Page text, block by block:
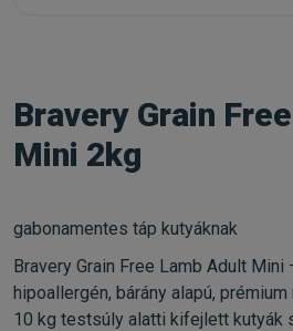
Bravery Grain
Mini 2kg
gabonamentes táp kutyáknak
Bravery Grain Free Lamb Adult Mini
hipoallergén, bárány alapú,
10 kg testsúly alatti kifejlett kutyák